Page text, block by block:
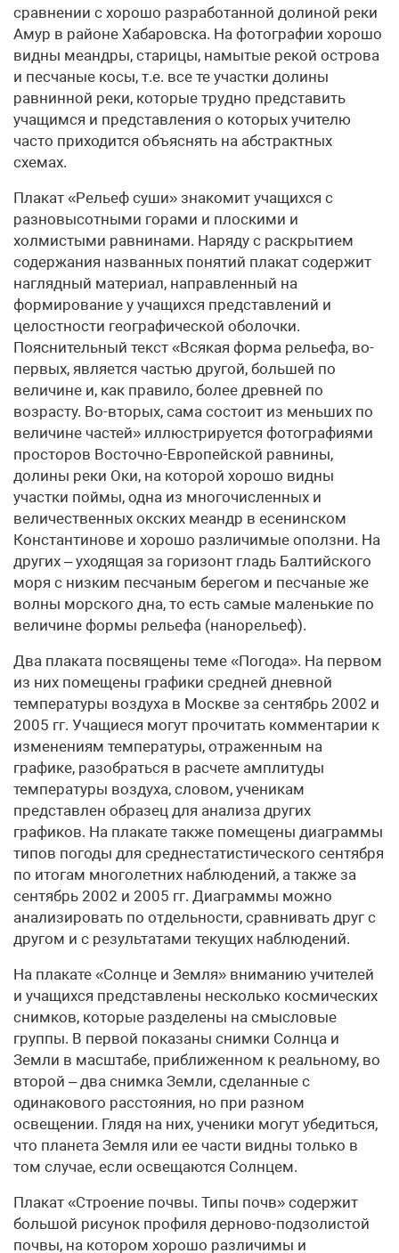
сравнении с хорошо разработанной долиной реки
Амур в районе Хабаровска. На фотографии хорошо
видны меандры, старицы, намытые рекой острова
и песчаные косы, т.е. все те участки долины
равнинной реки, которые трудно представить
учащимся и представления о которых учителю
часто приходится объяснять на абстрактных
схемах.
Плакат «Рельеф суши» знакомит учащихся с
разновысотными горами и плоскими и
холмистыми равнинами. Наряду с раскрытием
содержания названных понятий плакат содержит
наглядный материал, направленный на
формирование у учащихся представлений и
целостности географической оболочки.
Пояснительный текст «Всякая форма рельефа, во-
первых, является частью другой, большей по
величине и, как правило, более древней по
возрасту. Во-вторых, сама состоит из меньших по
величине частей» иллюстрируется фотографиями
просторов Восточно-Европейской равнины,
долины реки Оки, на которой хорошо видны
участки поймы, одна из многочисленных и
величественных окских меандр в есенинском
Константинове и хорошо различимые оползни. На
других – уходящая за горизонт гладь Балтийского
моря с низким песчаным берегом и песчаные же
волны морского дна, то есть самые маленькие по
величине формы рельефа (нанорельеф).
Два плаката посвящены теме «Погода». На первом
из них помещены графики средней дневной
температуры воздуха в Москве за сентябрь 2002 и
2005 гг. Учащиеся могут прочитать комментарии к
изменениям температуры, отраженным на
графике, разобраться в расчете амплитуды
температуры воздуха, словом, ученикам
представлен образец для анализа других
графиков. На плакате также помещены диаграммы
типов погоды для среднестатистического сентября
по итогам многолетних наблюдений, а также за
сентябрь 2002 и 2005 гг. Диаграммы можно
анализировать по отдельности, сравнивать друг с
другом и с результатами текущих наблюдений.
На плакате «Солнце и Земля» вниманию учителей
и учащихся представлены несколько космических
снимков, которые разделены на смысловые
группы. В первой показаны снимки Солнца и
Земли в масштабе, приближенном к реальному, во
второй – два снимка Земли, сделанные с
одинакового расстояния, но при разном
освещении. Глядя на них, ученики могут убедиться,
что планета Земля или ее части видны только в
том случае, если освещаются Солнцем.
Плакат «Строение почвы. Типы почв» содержит
большой рисунок профиля дерново-подзолистой
почвы, на котором хорошо различимы и